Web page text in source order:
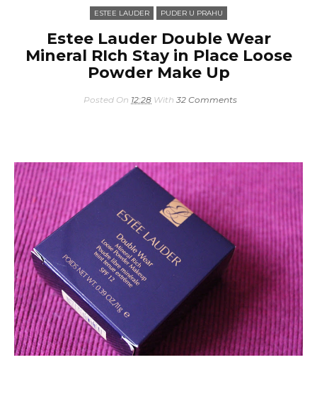
ESTEE LAUDER PUDER U PRAHU
Estee Lauder Double Wear
Mineral RIch Stay in Place Loose
Powder Make Up
Posted On 12:28 With 32 Comments